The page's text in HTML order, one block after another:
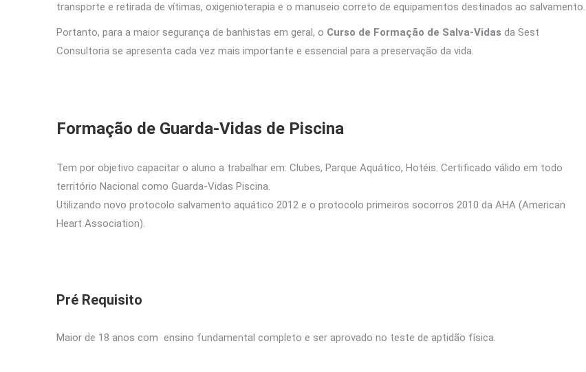
transporte e retirada de vítimas, oxigenioterapia e o manuseio correto de equipamentos destinados ao salvamento.
Portanto, para a maior segurança de banhistas em geral, o Curso de Formação de Salva-Vidas da Sest
Consultoria se apresenta cada vez mais importante e essencial para a preservação da vida.
Formação de Guarda-Vidas de Piscina
Tem por objetivo capacitar o aluno a trabalhar em: Clubes, Parque Aquático, Hotéis. Certificado válido em todo
território Nacional como Guarda-Vidas Piscina.
Utilizando novo protocolo salvamento aquático 2012 e o protocolo primeiros socorros 2010 da AHA (American
Heart Association).
Pré Requisito
Maior de 18 anos com ensino fundamental completo e ser aprovado no teste de aptidão física.